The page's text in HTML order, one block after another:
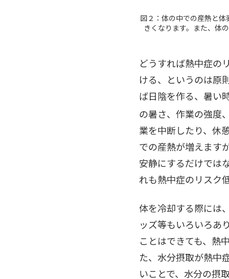
図２：体の中での産熱と
きくなります。また、体
どうすれば熱中症の
ける、というのは原
ば日陰を作る、暑い
の暑さ、作業の強度
業を中断したり、休
での産熱が増えます
安静にするだけでは
れも熱中症のリスク
体を冷却する際には
ッズ等もいろいろあ
ことはできても、熱
た、水分摂取が熱中
いことで、水分の摂